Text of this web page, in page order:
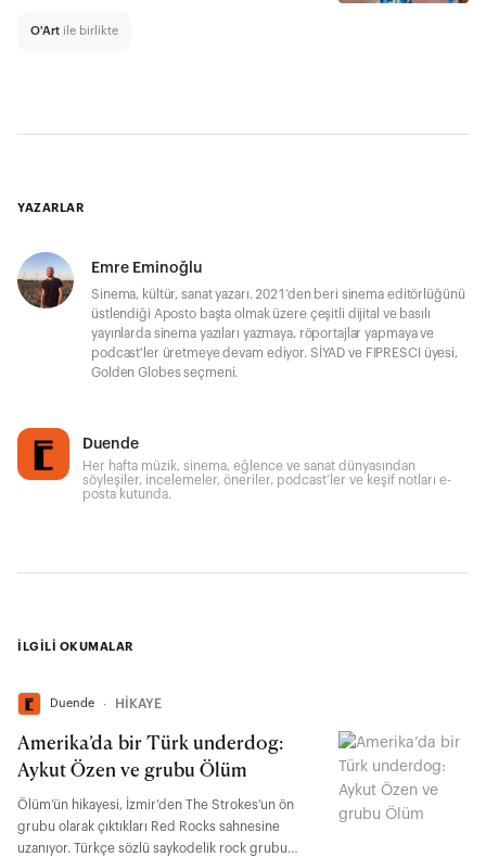
O'Art ile birlikte
YAZARLAR
Emre Eminoğlu
Sinema, kültür, sanat yazarı. 2021’den beri sinema editörlüğünü
üstlendiği Aposto başta olmak üzere çeşitli dijital ve basılı
yayınlarda sinema yazıları yazmaya, röportajlar yapmaya ve
podcast'ler üretmeye devam ediyor. SİYAD ve FIPRESCI üyesi,
Golden Globes seçmeni.
Duende
Her hafta müzik, sinema, eğlence ve sanat dünyasından
söyleşiler, incelemeler, öneriler, podcast’ler ve keşif notları e-
posta kutunda.
İLGİLİ OKUMALAR
Duende ∙ HİKAYE
Amerika’da bir Türk underdog:
Aykut Özen ve grubu Ölüm
Ölüm’ün hikayesi, İzmir’den The Strokes’un ön
grubu olarak çıktıkları Red Rocks sahnesine
uzanıyor. Türkçe sözlü saykodelik rock grubu